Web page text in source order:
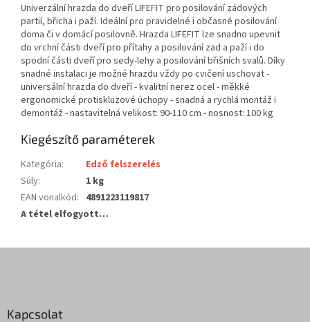
Univerzální hrazda do dveří LIFEFIT pro posilování zádových
partií, břicha i paží. Ideální pro pravidelné i občasné posilování
doma či v domácí posilovně. Hrazda LIFEFIT lze snadno upevnit
do vrchní části dveří pro přítahy a posilování zad a paží i do
spodní části dveří pro sedy-lehy a posilování břišních svalů. Díky
snadné instalaci je možné hrazdu vždy po cvičení uschovat -
universální hrazda do dveří - kvalitní nerez ocel - měkké
ergonomické protiskluzové úchopy - snadná a rychlá montáž i
demontáž - nastavitelná velikost: 90-110 cm - nosnost: 100 kg
Kiegészítő paraméterek
Kategória:
Edző felszerelés
Súly:
1 kg
EAN vonalkód: 4891223119817
A tétel elfogyott…
Kapcsolat